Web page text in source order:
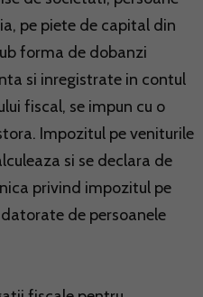
pe piete de capital din
forma de dobanzi
si inregistrate in contul
fiscal, se impun cu o
Impozitul pe veniturile
si se declara de
privind impozitul pe
de persoanele